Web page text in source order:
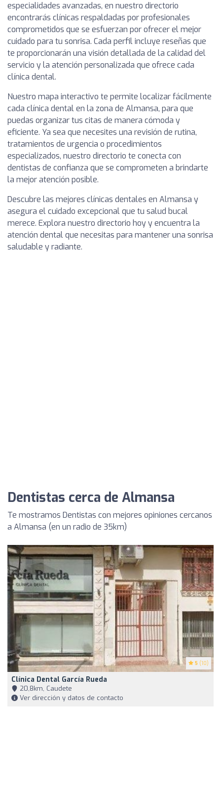
especialidades avanzadas, en nuestro directorio
encontrarás clínicas respaldadas por profesionales
comprometidos que se esfuerzan por ofrecer el mejor
cuidado para tu sonrisa. Cada perfil incluye reseñas que
te proporcionarán una visión detallada de la calidad del
servicio y la atención personalizada que ofrece cada
clínica dental.
Nuestro mapa interactivo te permite localizar fácilmente
cada clínica dental en la zona de Almansa, para que
puedas organizar tus citas de manera cómoda y
eficiente. Ya sea que necesites una revisión de rutina,
tratamientos de urgencia o procedimientos
especializados, nuestro directorio te conecta con
dentistas de confianza que se comprometen a brindarte
la mejor atención posible.
Descubre las mejores clínicas dentales en Almansa y
asegura el cuidado excepcional que tu salud bucal
merece. Explora nuestro directorio hoy y encuentra la
atención dental que necesitas para mantener una sonrisa
saludable y radiante.
Dentistas cerca de Almansa
Te mostramos Dentistas con mejores opiniones cercanos
a Almansa (en un radio de 35km)
5 (10)
Clínica Dental García Rueda
20,8km, Caudete
Ver dirección y datos de contacto